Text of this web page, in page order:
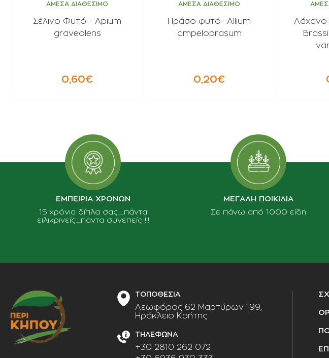
ΑΜΕΣΑ ΔΙΑΘΕΣΙΜΟ
Σέλινο Φυτό - Apium
graveolens
0,60€
ΑΜΕΣΑ ΔΙΑΘΕΣΙΜΟ
Πράσο φυτό- Allium
ampeloprasum
0,20€
Λάχανο
ΕΜΠΕΙΡΙΑ ΧΡΟΝΩΝ
15 χρόνια δίπλα σας......πάντα
ειλικρινείς.....παντα συνεπείς !!!
ΜΕΓΑΛΗ ΠΟΙΚΙΛΙΑ
Σε πάνω από 1000 είδη
ΤΟΠΟΘΕΣΙΑ
Λεωφόρος 62 Μαρτύρων 199,
Ηράκλειο Κρήτης
ΤΗΛΕΦΩΝΑ
+30 2810 262 072